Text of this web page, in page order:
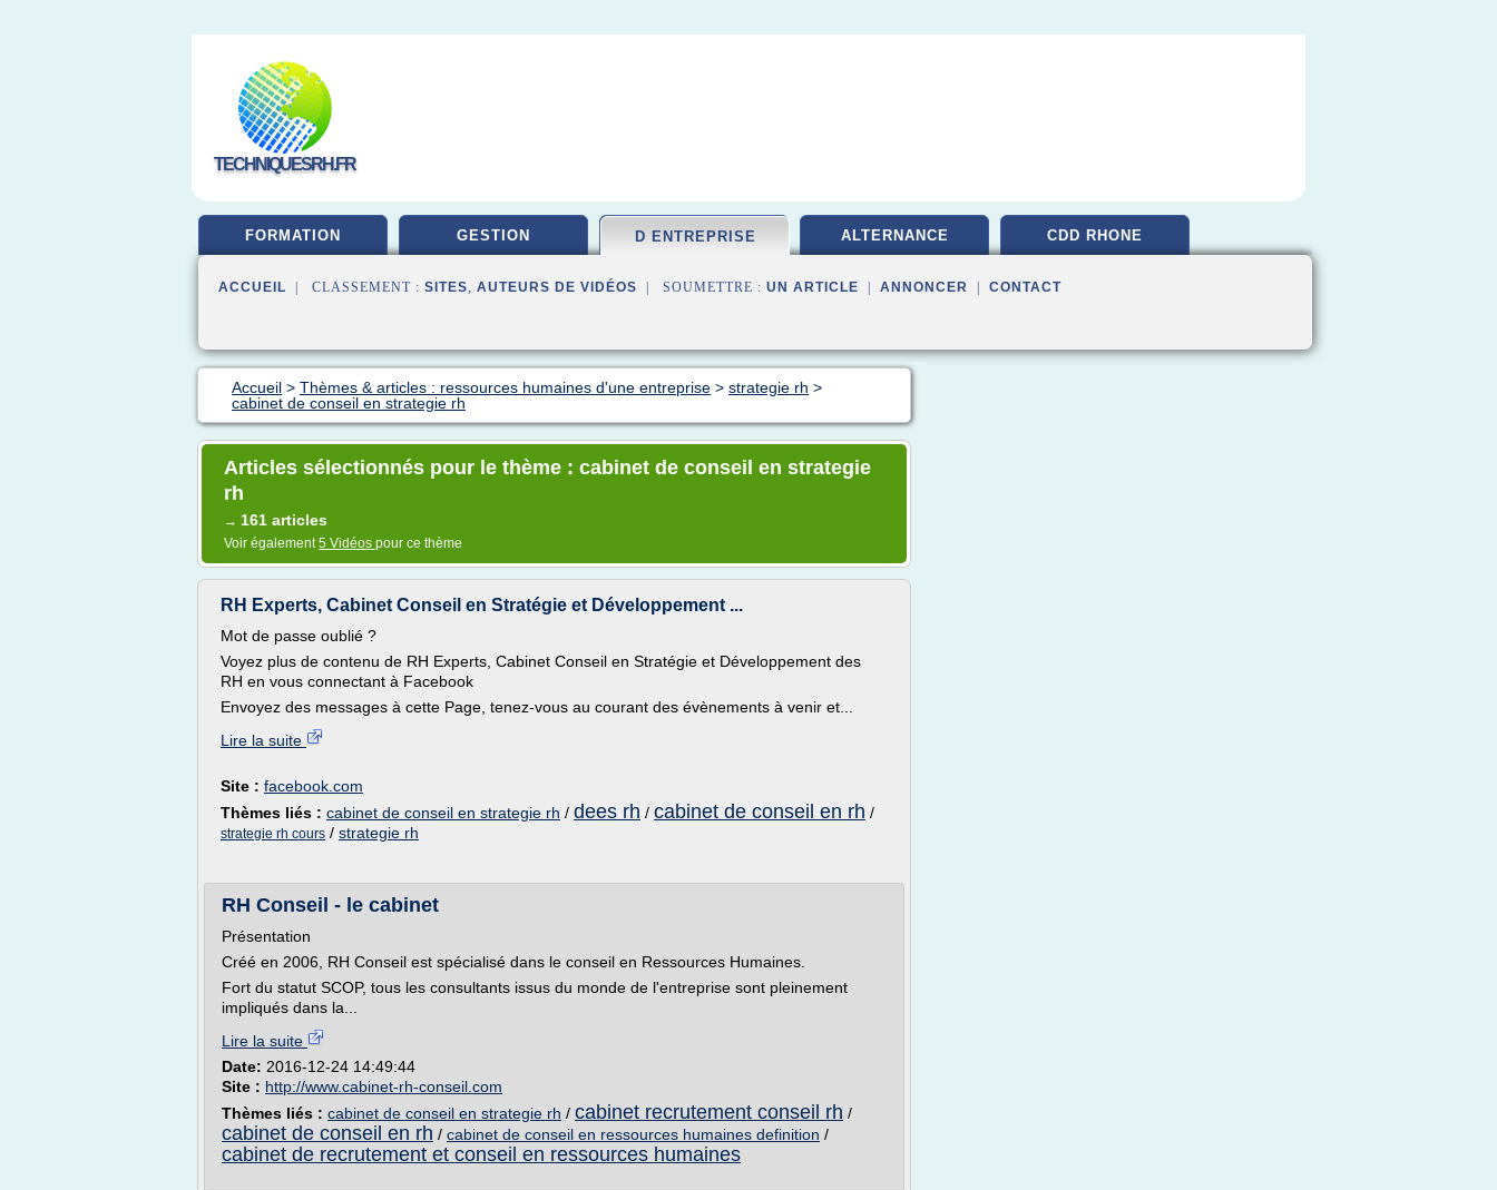
TECHNIQUESRH.FR
FORMATION GESTION D ENTREPRISE ALTERNANCE CDD RHONE
ACCUEIL | CLASSEMENT : SITES, AUTEURS DE VIDÉOS | SOUMETTRE : UN ARTICLE ANNONCER CONTACT
Accueil > Thèmes & articles : ressources humaines d'une entreprise > strategie rh >
cabinet de conseil en strategie rh
Articles sélectionnés pour le thème : cabinet de conseil en strategie
rh
→ 161 articles
Voir également5 Vidéos pour ce thème
RH Experts, Cabinet Conseil en Stratégie et Développement ...
Mot de passe oublié ?
Voyez plus de contenu de RH Experts, Cabinet Conseil en Stratégie et Développement des
RH en vous connectant à Facebook
Envoyez des messages à cette Page, tenez-vous au courant des évènements à venir et...
Lire la suite
Site : facebook.com
Thèmes liés : cabinet de conseil en strategie rh / dees rh / cabinet de conseil en rh /
strategie rh cours / strategie rh
RH Conseil - le cabinet
Présentation
Créé en 2006, RH Conseil est spécialisé dans le conseil en Ressources Humaines.
Fort du statut SCOP, tous les consultants issus du monde de l'entreprise sont pleinement
impliqués dans la...
Lire la suite
Date: 2016-12-24 14:49:44
Site : http://www.cabinet-rh-conseil.com
Thèmes liés : cabinet de conseil en strategie rh / cabinet recrutement conseil rh /
cabinet de conseil en rh / cabinet de conseil en ressources humaines definition /
cabinet de recrutement et conseil en ressources humaines